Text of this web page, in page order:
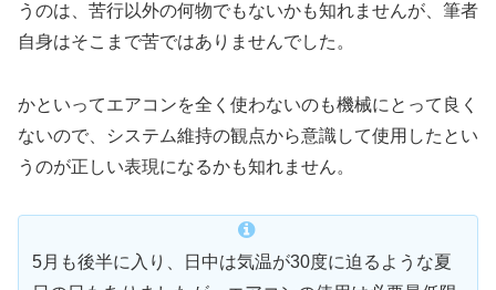
うのは、苦行以外の何物でもないかも知れませんが、筆者
自身はそこまで苦ではありませんでした。
かといってエアコンを全く使わないのも機械にとって良く
ないので、システム維持の観点から意識して使用したとい
うのが正しい表現になるかも知れません。
5月も後半に入り、日中は気温が30度に迫るような夏